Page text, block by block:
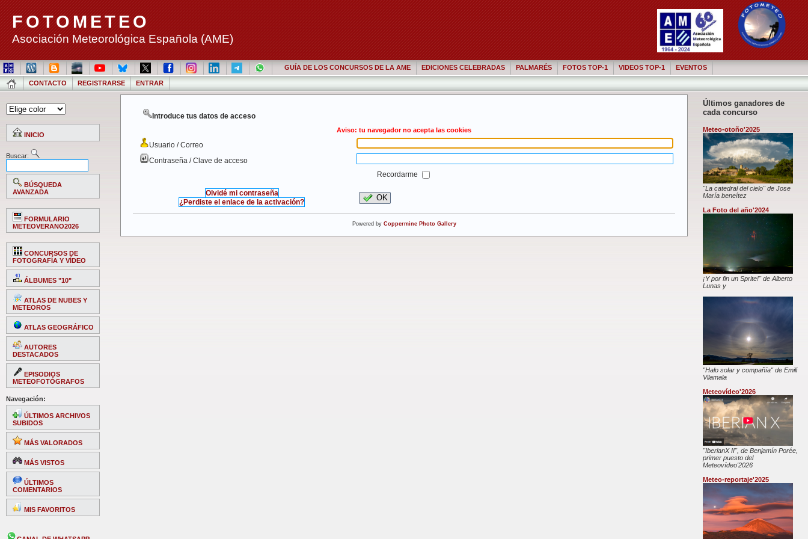
FOTOMETEO
Asociación Meteorológica Española (AME)
GUÍA DE LOS CONCURSOS DE LA AME EDICIONES CELEBRADAS PALMARÉS FOTOS TOP-1 VIDEOS TOP-1 EVENTOS
CONTACTO REGISTRARSE ENTRAR
INICIO
Buscar:
BÚSQUEDA
AVANZADA
FORMULARIO
METEOVERANO2026
CONCURSOS DE
FOTOGRAFÍA Y VÍDEO
ÁLBUMES "10"
ATLAS DE NUBES Y
METEOROS
ATLAS GEOGRÁFICO
AUTORES
DESTACADOS
EPISODIOS
METEOFOTÓGRAFOS
Navegación:
ÚLTIMOS ARCHIVOS
SUBIDOS
MÁS VALORADOS
MÁS VISTOS
ÚLTIMOS
COMENTARIOS
MIS FAVORITOS
Últimos ganadores de
cada concurso
Meteo-otoño'2025
"La catedral del cielo" de Jose
María beneítez
La Foto del año'2024
¡Y por fin un Sprite!" de Alberto
Lunas y
"Halo solar y compañía" de Emili
Vilamala
Meteovídeo'2026
"IberianX II", de Benjamín Porée,
primer puesto del
Meteovídeo'2026
Meteo-reportaje'2025
Introduce tus datos de acceso
Aviso: tu navegador no acepta las cookies
Usuario / Correo
Contraseña / Clave de acceso
Recordarme
Olvidé mi contraseña
¿Perdiste el enlace de la activación?
OK
Powered by Coppermine Photo Gallery